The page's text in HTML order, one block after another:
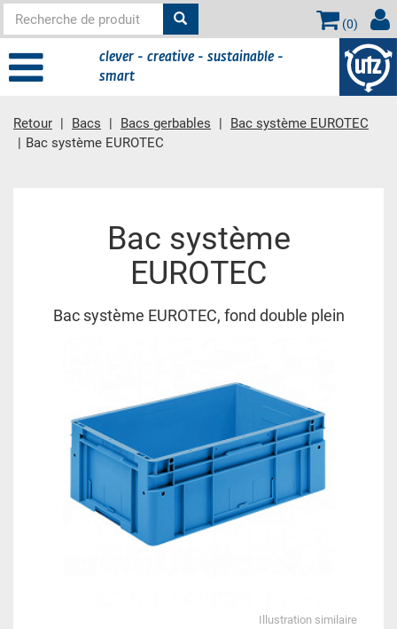
(0)
clever - creative - sustainable -
smart
Retour Bacs Bacs gerbables
Bac système EUROTEC
Bac système EUROTEC
Bac système
EUROTEC
Bac système EUROTEC, fond double plein
Illustration similaire